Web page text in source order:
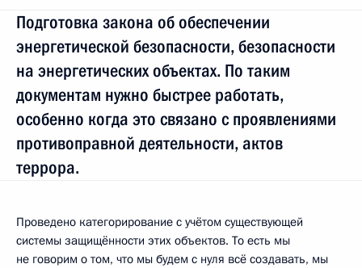
Подготовка закона об обеспечении
энергетической безопасности, безопасности
на энергетических объектах. По таким
документам нужно быстрее работать,
особенно когда это связано с проявлениями
противоправной деятельности, актов
террора.
Проведено категорирование с учётом существующей
системы защищённости этих объектов. То есть мы
не говорим о том, что мы будем с нуля всё создавать, мы